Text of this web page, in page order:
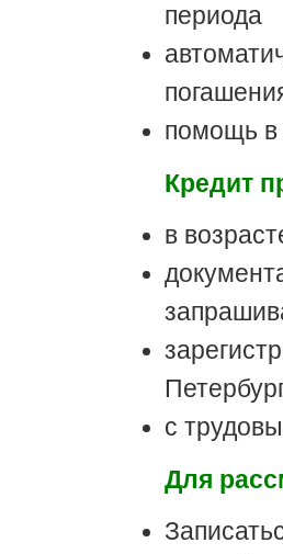
периода
помощь в
Кредит
в
с
Для